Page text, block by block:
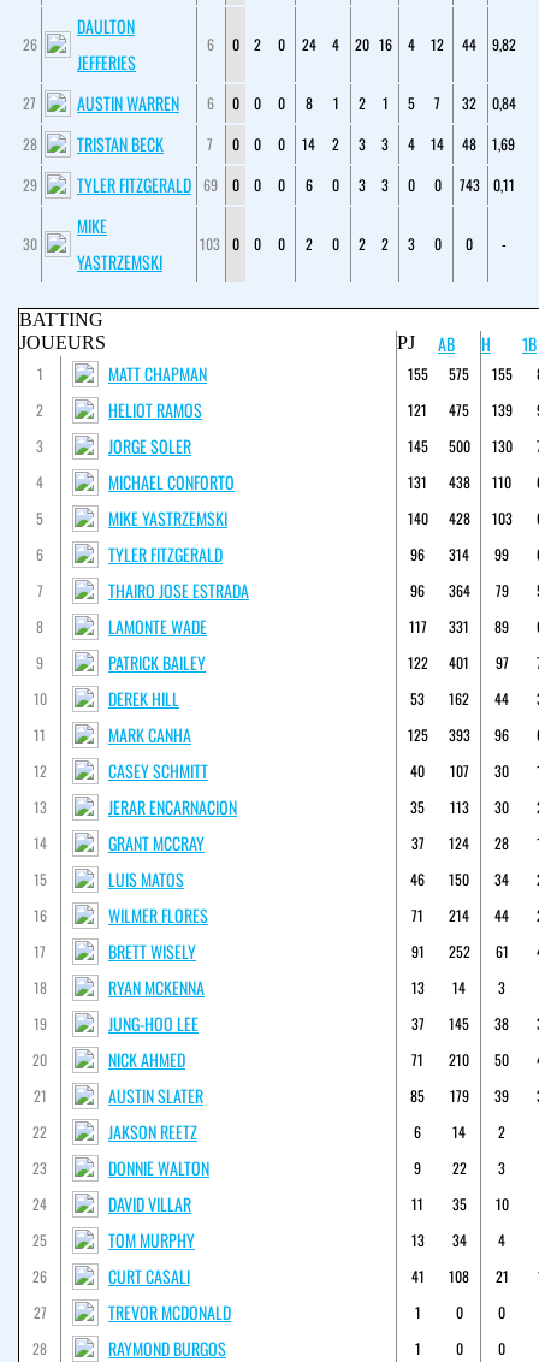
26
DAULTON
JEFFERIES
6 0 2 0 24 4 20 16 4 12 44 9,82
27 AUSTIN WARREN 6 0 0 0 8 1 2 1 5 7 32
0,84
28
TRISTAN BECK 7 0 0 0 14 2 3 3 4 14 48
1,69
29
TYLER FITZGERALD 69 0 0 0 6 0 3 3 0 0 743 0,11
30
MIKE
YASTRZEMSKI
103 0 0 0 2 0 2 2 3 0 0 -
BATTING
JOUEURS
PJ AB H 1B
1 MATT CHAPMAN 155 575 155
2
HELIOT RAMOS 121 475 139
3
JORGE SOLER 145 500 130
4
MICHAEL CONFORTO 131 438 110
5
MIKE YASTRZEMSKI 140 428 103
6
TYLER FITZGERALD 96 314 99
7
THAIRO JOSE ESTRADA 96 364 79
8
LAMONTE WADE 117 331 89
9
PATRICK BAILEY 122 401 97
10
DEREK HILL 53 162 44
11
MARK CANHA 125 393 96
12
CASEY SCHMITT 40 107 30
13
JERAR ENCARNACION 35 113 30
14
GRANT MCCRAY 37 124 28
15
LUIS MATOS 46 150 34
16
WILMER FLORES 71 214 44
17
BRETT WISELY 91 252 61
18
RYAN MCKENNA 13 14
3
19
JUNG-HOO LEE 37 145 38
20
NICK AHMED 71 210 50
21
AUSTIN SLATER 85 179 39
22
JAKSON REETZ 6 14
2
23
DONNIE WALTON 9 22
3
24
DAVID VILLAR 11 35
10
25
TOM MURPHY 13 34
4
26
CURT CASALI 41 108 21
27
TREVOR MCDONALD 1 0
0
28
RAYMOND BURGOS 1 0
0